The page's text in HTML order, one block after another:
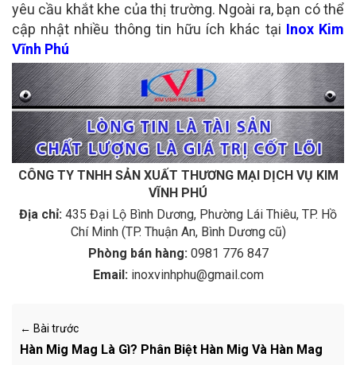
yêu cầu khắt khe của thị trường. Ngoài ra, bạn có thể
cập nhật nhiều thông tin hữu ích khác tại Inox Kim
Vĩnh Phú
CÔNG TY TNHH SẢN XUẤT THƯƠNG MẠI DỊCH VỤ KIM
VĨNH PHÚ
Địa chỉ: 435 Đại Lộ Bình Dương, Phường Lái Thiêu, TP. Hồ
Chí Minh (TP. Thuận An, Bình Dương cũ)
Phòng bán hàng: 0981 776 847
Email: inoxvinhphu@gmail.com
← Bài trước
Hàn Mig Mag Là Gì? Phân Biệt Hàn Mig Và Hàn Mag